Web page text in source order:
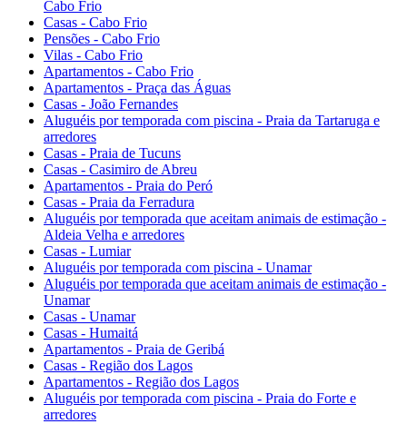
Cabo Frio
Casas - Cabo Frio
Pensões - Cabo Frio
Vilas - Cabo Frio
Apartamentos - Cabo Frio
Apartamentos - Praça das Águas
Casas - João Fernandes
Aluguéis por temporada com piscina - Praia da Tartaruga e
arredores
Casas - Praia de Tucuns
Casas - Casimiro de Abreu
Apartamentos - Praia do Peró
Casas - Praia da Ferradura
Aluguéis por temporada que aceitam animais de estimação -
Aldeia Velha e arredores
Casas - Lumiar
Aluguéis por temporada com piscina - Unamar
Aluguéis por temporada que aceitam animais de estimação -
Unamar
Casas - Unamar
Casas - Humaitá
Apartamentos - Praia de Geribá
Casas - Região dos Lagos
Apartamentos - Região dos Lagos
Aluguéis por temporada com piscina - Praia do Forte e
arredores